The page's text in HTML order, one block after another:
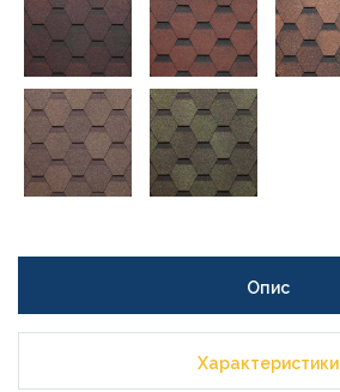
Опис
Характеристики